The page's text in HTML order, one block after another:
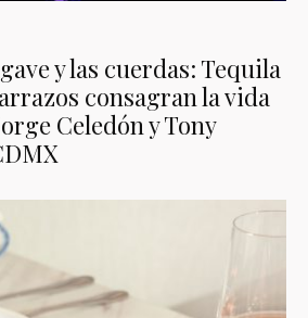
y las cuerdas: Tequila
consagran la vida
Celedón y Tony